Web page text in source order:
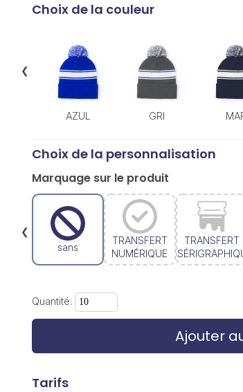
Choix de la couleur
AZUL GRI
❮
Choix de la personnalisation
Marquage sur le produit
sans
TRANSFERT
NUMÉRIQUE
TRANSFERT
❮
Quantité:
Ajouter
Tarifs